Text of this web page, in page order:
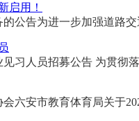
启用！
公告为进一步加强道路
习人员招募公告 为贯彻
六安市教育体育局关于